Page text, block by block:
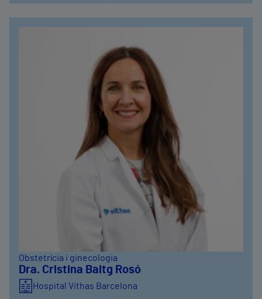
Obstetrícia i ginecologia
Dra. Cristina Baitg Rosó
Hospital Vithas Barcelona